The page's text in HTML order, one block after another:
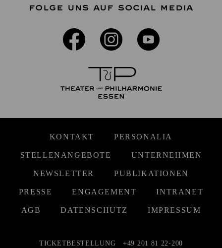
FOLGE UNS AUF SOCIAL MEDIA
KONTAKT PERSONALIA
STELLENANGEBOTE UNTERNEHMEN
NEWSLETTER PUBLIKATIONEN
PRESSE ENGAGEMENT INTRANET
AGB DATENSCHUTZ IMPRESSUM
TICKETBESTELLUNG +49 201 81 22-200